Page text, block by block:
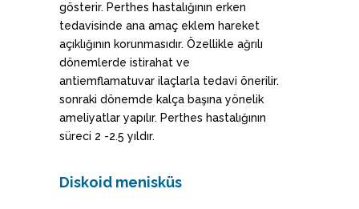
gösterir. Perthes hastalığının erken
tedavisinde ana amaç eklem hareket
açıklığının korunmasıdır. Özellikle ağrılı
dönemlerde istirahat ve
antiemflamatuvar ilaçlarla tedavi önerilir.
sonraki dönemde kalça başına yönelik
ameliyatlar yapılır. Perthes hastalığının
süreci 2 -2.5 yıldır.
Diskoid menisküs